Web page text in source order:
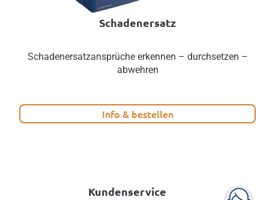
Schadenersatz
Schadenersatzansprüche erkennen – durchsetzen –
abwehren
Info & bestellen
Kundenservice